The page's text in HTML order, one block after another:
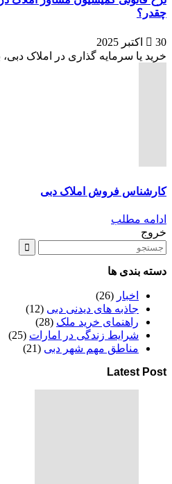
چقدر؟
30 اکتبر 2025
خرید یا سرمایه گذاری در املاک
کارشناس فروش املاک دبی
ادامه مطلب
خروج
دسته بندی ها
اخبار (26)
جاذبه های دیدنی دبی (12)
راهنمای خرید ملک (28)
شرایط زندگی در امارات (25)
مناطق مهم شهر دبی (21)
Latest Post